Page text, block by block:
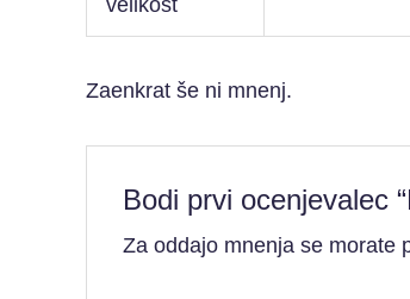
Zaenkrat še ni mnenj.
Bodi prvi ocenjevalec
Za oddajo mnenja se morate